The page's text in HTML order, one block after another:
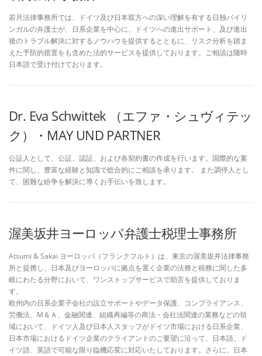
若月法律事務所では、ドイツ及び日本双方への深い理解を有する日独バイリ
ンガルの弁護士が、日系企業を中心に、ドイツへの進出サポート、及び進出
後のトラブル解決に対するノウハウを提供するとともに、リスク分析を踏ま
えた予防的措置をも含めた法的サービスを提供しております。ご相談は随時
日本語で受け付けております。
Dr. Eva Schwittek （エファ・シュヴィテッ
ク）・MAY UND PARTNER
公証人として、公証、認証、および各契約書の作成を行います。国際的な案
件に関し、豊富な経験と知識で総合的にご相談を承ります。 また調停人とし
て、困難な紛争を解決に導くお手伝いを致します。
渥美坂井ヨーロッパ弁護士税理士事務所
Atsumi & Sakai ヨーロッパ（フランクフルト）は、東京の渥美坂井法律事務
所と提携し、日本及びヨーロッパに拠点を置く企業の法務と税務に関した多
岐にわたる分野において、ワンストップサービスで助言を提供しておりま
す。
欧州内の日系企業子会社の設立サポートやデータ保護、コンプライアンス、
労働法、М＆Ａ、金融関連、組織再編等の商法・会社法関連の業務などの領
域において、ドイツ人及び日本人スタッフがドイツ市場における日系企業、
日本市場におけるドイツ企業のクライアントのご要望に沿って、日本語、ド
イツ語、英語で可能な限り臨機応変に対応いたしております。さらに、日本